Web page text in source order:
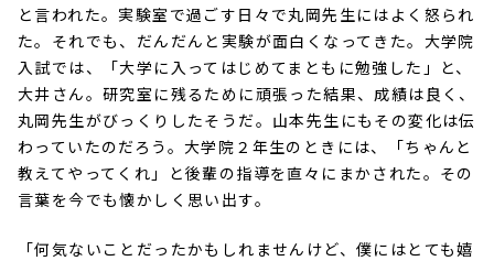
と言われた。実験室で過ごす日々で丸岡先生にはよく怒られ
た。それでも、だんだんと実験が面白くなってきた。大学院
入試では、「大学に入ってはじめてまともに勉強した」と、
大井さん。研究室に残るために頑張った結果、成績は良く、
丸岡先生がびっくりしたそうだ。山本先生にもその変化は伝
わっていたのだろう。大学院２年生のときには、「ちゃんと
教えてやってくれ」と後輩の指導を直々にまかされた。その
言葉を今でも懐かしく思い出す。
「何気ないことだったかもしれませんけど、僕にはとても嬉